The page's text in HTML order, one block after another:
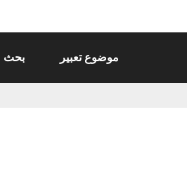
موضوع تعبير بحث